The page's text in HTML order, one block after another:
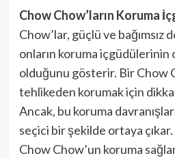
Chow Chow’ların Koruma
Chow’lar, güçlü ve bağımsız
onların koruma içgüdülerinin
olduğunu gösterir. Bir Chow
tehlikeden korumak için
Ancak, bu koruma
seçici bir şekilde ortaya
Chow Chow’un koruma